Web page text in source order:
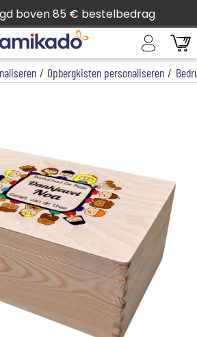
boven 85 € bestelbedrag
/ Opbergkisten personaliseren /